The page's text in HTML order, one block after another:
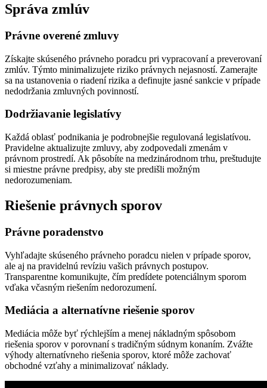
Správa zmlúv
Právne overené zmluvy
Získajte skúseného právneho poradcu pri vypracovaní a preverovaní
zmlúv. Týmto minimalizujete riziko právnych nejasností. Zamerajte
sa na ustanovenia o riadení rizika a definujte jasné sankcie v prípade
nedodržania zmluvných povinností.
Dodržiavanie legislatívy
Každá oblasť podnikania je podrobnejšie regulovaná legislatívou.
Pravidelne aktualizujte zmluvy, aby zodpovedali zmenám v
právnom prostredí. Ak pôsobíte na medzinárodnom trhu, preštudujte
si miestne právne predpisy, aby ste predišli možným
nedorozumeniam.
Riešenie právnych sporov
Právne poradenstvo
Vyhľadajte skúseného právneho poradcu nielen v prípade sporov,
ale aj na pravidelnú revíziu vašich právnych postupov.
Transparentne komunikujte, čím predídete potenciálnym sporom
vďaka včasným riešením nedorozumení.
Mediácia a alternatívne riešenie sporov
Mediácia môže byť rýchlejším a menej nákladným spôsobom
riešenia sporov v porovnaní s tradičným súdnym konaním. Zvážte
výhody alternatívneho riešenia sporov, ktoré môže zachovať
obchodné vzťahy a minimalizovať náklady.